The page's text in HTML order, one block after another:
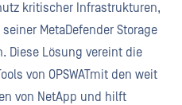
kritischer Infrastrukturen,
MetaDefender Storage
Diese Lösung vereint die
von OPSWATmit den weit
von NetApp und hilft